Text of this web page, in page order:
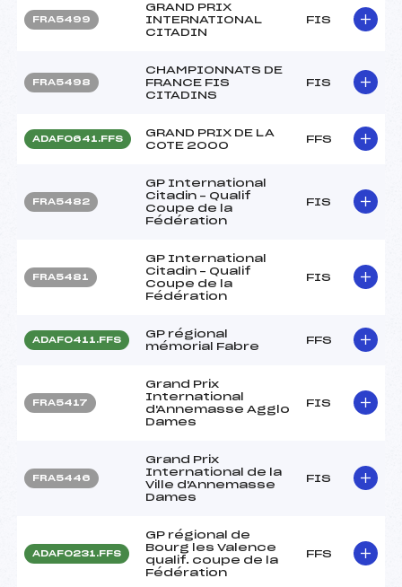
FRA5499
GRAND PRIX
INTERNATIONAL
CITADIN
FIS
FRA5498
CHAMPIONNATS DE
FRANCE FIS
CITADINS
FIS
ADAF0641.FFS
GRAND PRIX DE LA
COTE 2000
FFS
FRA5482
GP International
Citadin – Qualif
Coupe de la
Fédération
FIS
FRA5481
GP International
Citadin – Qualif
Coupe de la
Fédération
FIS
ADAF0411.FFS
GP régional
mémorial Fabre
FFS
FRA5417
Grand Prix
International
d'Annemasse Agglo
Dames
FIS
FRA5446
Grand Prix
International de la
Ville d'Annemasse
Dames
FIS
ADAF0231.FFS
GP régional de
Bourg les Valence
qualif. coupe de la
Fédération
FFS